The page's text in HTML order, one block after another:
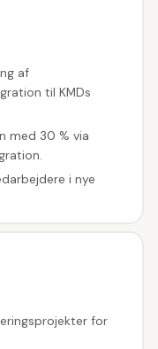
af
til KMDs
med 30 % via
i nye
for